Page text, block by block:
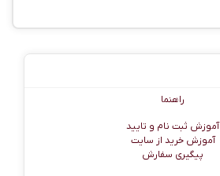
راهنما
آموزش ثبت نام و تایید
آموزش خرید از سایت
پیگیری سفارش